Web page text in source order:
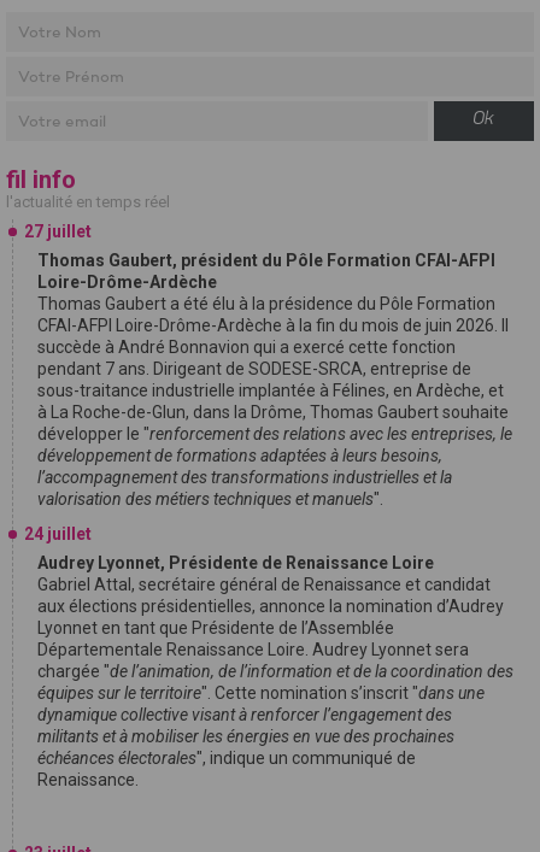
Ok
fil info
l'actualité en temps réel
27 juillet
Thomas Gaubert, président du Pôle Formation CFAI-AFPI
Loire-Drôme-Ardèche
Thomas Gaubert a été élu à la présidence du Pôle Formation
CFAI-AFPI Loire-Drôme-Ardèche à la fin du mois de juin 2026. Il
succède à André Bonnavion qui a exercé cette fonction
pendant 7 ans. Dirigeant de SODESE-SRCA, entreprise de
sous-traitance industrielle implantée à Félines, en Ardèche, et
à La Roche-de-Glun, dans la Drôme, Thomas Gaubert souhaite
développer le "renforcement des relations avec les entreprises, le
développement de formations adaptées à leurs besoins,
l’accompagnement des transformations industrielles et la
valorisation des métiers techniques et manuels".
24 juillet
Audrey Lyonnet, Présidente de Renaissance Loire
Gabriel Attal, secrétaire général de Renaissance et candidat
aux élections présidentielles, annonce la nomination d’Audrey
Lyonnet en tant que Présidente de l’Assemblée
Départementale Renaissance Loire. Audrey Lyonnet sera
chargée "de l’animation, de l’information et de la coordination des
équipes sur le territoire". Cette nomination s’inscrit "dans une
dynamique collective visant à renforcer l’engagement des
militants et à mobiliser les énergies en vue des prochaines
échéances électorales", indique un communiqué de
Renaissance.